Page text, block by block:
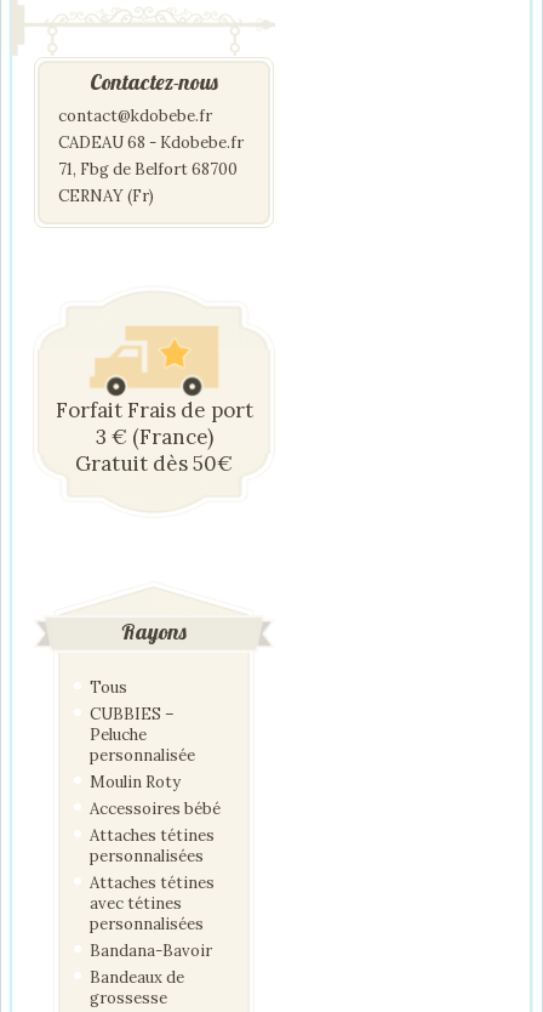
Contactez-nous
contact@kdobebe.fr
CADEAU 68 - Kdobebe.fr
71, Fbg de Belfort 68700
CERNAY (Fr)
Forfait Frais de port
3 € (France)
Gratuit dès 50€
Rayons
Tous
CUBBIES –
Peluche
personnalisée
Moulin Roty
Accessoires bébé
Attaches tétines
personnalisées
Attaches tétines
avec tétines
personnalisées
Bandana-Bavoir
Bandeaux de
grossesse